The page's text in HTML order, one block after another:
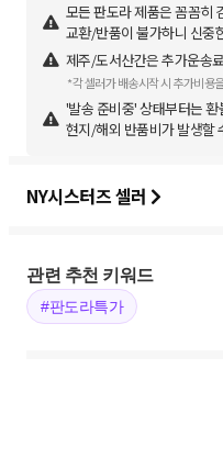
모든 판도라 제품은 꼼꼼히
교환/반품이 불가하니 신중
제주/도서산간은 추가운송
*각 셀러가 배송시작 시 추가비용
'발송 준비중' 상태부터는
현지/해외 반품비가 발생할
NY시스터즈 셀러
관련 추천 키워드
#판도라특가